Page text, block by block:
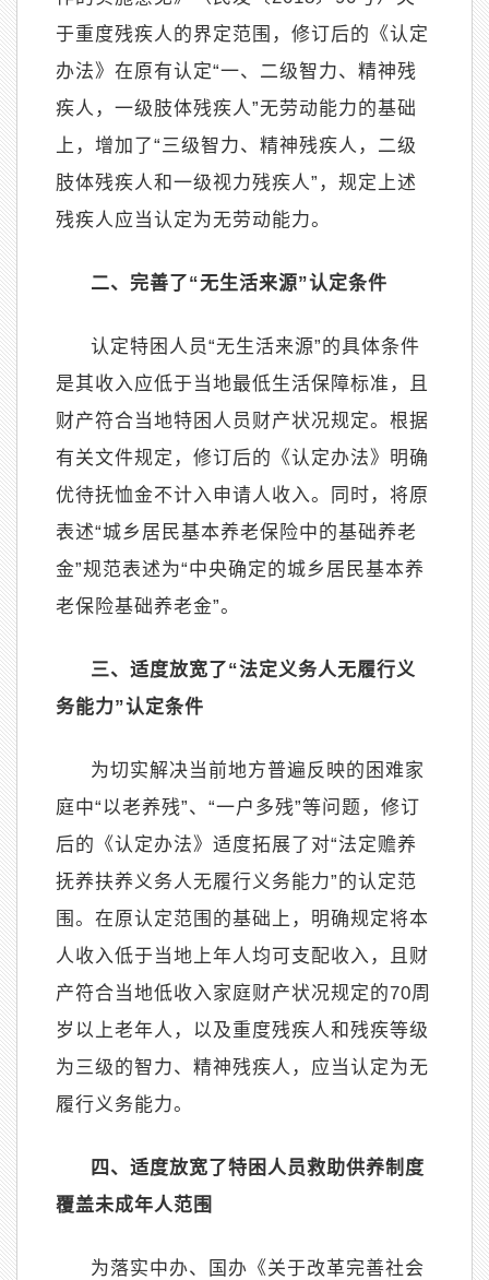
于重度残疾人的界定范围，修订后的《认定
办法》在原有认定“一、二级智力、精神残
疾人，一级肢体残疾人”无劳动能力的基础
上，增加了“三级智力、精神残疾人，二级
肢体残疾人和一级视力残疾人” ，规定上述
残疾人应当认定为无劳动能力。
二、完善了“无生活来源”认定条件
认定特困人员“无生活来源”的具体条件
是其收入应低于当地最低生活保障标准，且
财产符合当地特困人员财产状况规定。根据
有关文件规定，修订后的《认定办法》明确
优待抚恤金不计入申请人收入。同时，将原
表述“城乡居民基本养老保险中的基础养老
金”规范表述为“中央确定的城乡居民基本养
老保险基础养老金”。
三、适度放宽了“法定义务人无履行义
务能力”认定条件
为切实解决当前地方普遍反映的困难家
庭中“以老养残”、 “一户多残”等问题，修订
后的《认定办法》适度拓展了对“法定赡养
抚养扶养义务人无履行义务能力”的认定范
围。在原认定范围的基础上，明确规定将本
人收入低于当地上年人均可支配收入，且财
产符合当地低收入家庭财产状况规定的70周
岁以上老年人，以及重度残疾人和残疾等级
为三级的智力、精神残疾人，应当认定为无
履行义务能力。
四、适度放宽了特困人员救助供养制度
覆盖未成年人范围
为落实中办、国办《关于改革完善社会